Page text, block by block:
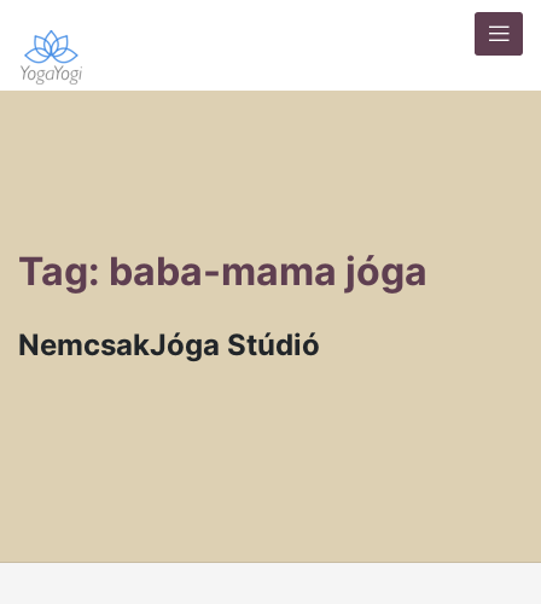
Tag: baba-mama jóga
NemcsakJóga Stúdió